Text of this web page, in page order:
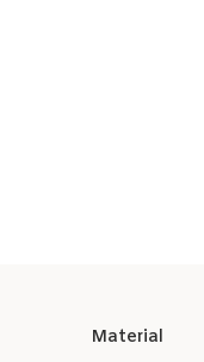
Material